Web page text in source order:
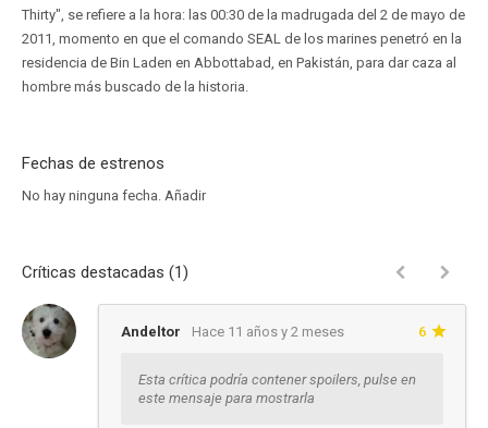
Thirty", se refiere a la hora: las 00:30 de la madrugada del 2 de mayo de
2011, momento en que el comando SEAL de los marines penetró en la
residencia de Bin Laden en Abbottabad, en Pakistán, para dar caza al
hombre más buscado de la historia.
Fechas de estrenos
No hay ninguna fecha. Añadir
Críticas destacadas (1)
Andeltor Hace 11 años y 2 meses 6
Esta crítica podría contener spoilers, pulse en
este mensaje para mostrarla